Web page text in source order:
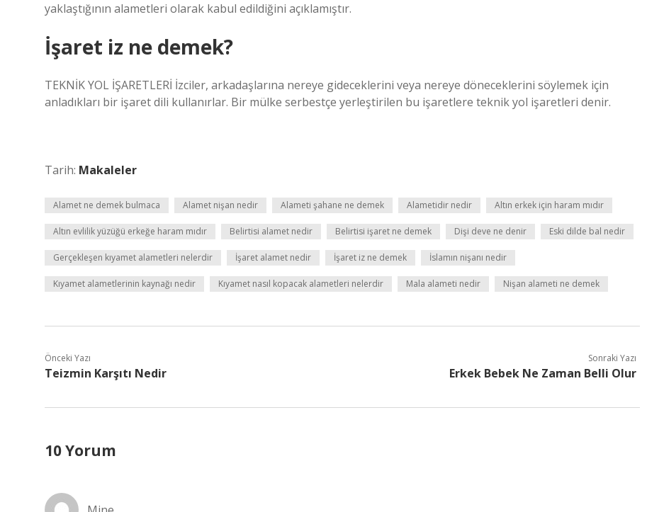
yaklaştığının alametleri olarak kabul edildiğini açıklamıştır.
İşaret iz ne demek?
TEKNİK YOL İŞARETLERİ İzciler, arkadaşlarına nereye gideceklerini veya nereye döneceklerini söylemek için
anladıkları bir işaret dili kullanırlar. Bir mülke serbestçe yerleştirilen bu işaretlere teknik yol işaretleri denir.
Tarih: Makaleler
Alamet ne demek bulmaca Alamet nişan nedir Alameti şahane ne demek Alametidir nedir Altın erkek için haram mıdır
Altın evlilik yüzüğü erkeğe haram mıdır Belirtisi alamet nedir Belirtisi işaret ne demek Dişi deve ne denir Eski dilde bal nedir
Gerçekleşen kıyamet alametleri nelerdir İşaret alamet nedir İşaret iz ne demek İslamın nişanı nedir
Kıyamet alametlerinin kaynağı nedir Kıyamet nasıl kopacak alametleri nelerdir Mala alameti nedir Nişan alameti ne demek
Önceki Yazı
Teizmin Karşıtı Nedir
Sonraki Yazı
Erkek Bebek Ne Zaman Belli Olur
10 Yorum